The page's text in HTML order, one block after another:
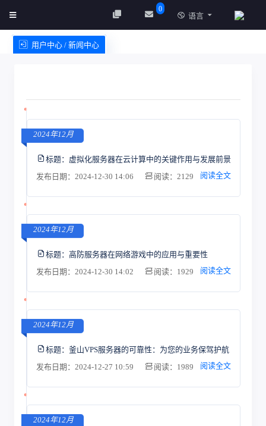
0
语言
用户中心 / 新闻中心
2024年12月
标题： 虚拟化服务器在云计算中的关键作用与发展前景
发布日期：2024-12-30 14:06
阅读：2129 阅读全文
2024年12月
标题： 高防服务器在网络游戏中的应用与重要性
发布日期：2024-12-30 14:02
阅读：1929 阅读全文
2024年12月
标题： 釜山VPS服务器的可靠性：为您的业务保驾护航
发布日期：2024-12-27 10:59
阅读：1989 阅读全文
2024年12月